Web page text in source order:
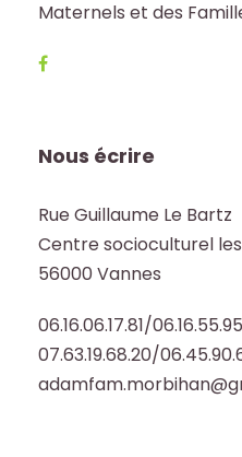
Maternels et des
Nous écrire
Rue Guillaume Le Bartz
Centre socioculturel
56000 Vannes
06.16.06.17.81/
07.63.19.68.20/